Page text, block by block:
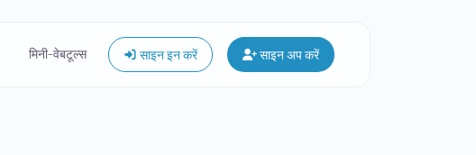
मिनी-वेबटूल्स साइन इन करें साइन अप करें